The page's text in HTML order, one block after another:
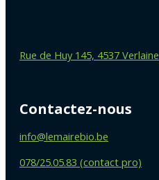
Rue de Huy 145, 4537 Verlaine
Contactez-nous
info@lemairebio.be
078/25.05.83 (contact pro)